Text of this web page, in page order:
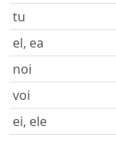
tu
el, ea
noi
voi
ei, ele